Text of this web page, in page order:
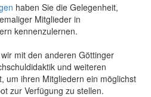
haben Sie die Gelegenheit,
Mitglieder in
kennenzulernen.
mit den anderen Göttinger
und weiteren
um ihren Mitgliedern ein möglichst
zur Verfügung zu stellen.